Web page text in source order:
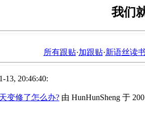
我们
所有跟贴·加跟贴·新语丝读
13, 20:46:40:
变修了怎么办? 由 HunHunSheng 于